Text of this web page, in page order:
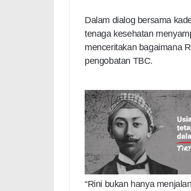
Dalam dialog bersama
tenaga kesehatan
menceritakan bagaimana
pengobatan TBC.
“Rini bukan hanya